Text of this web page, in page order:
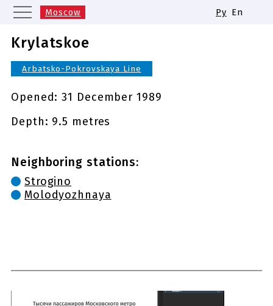
Moscow
Kazan
Nizhny Novgorod
Novosibirsk
Samara
Same names of metro stations
Ру En
Krylatskoe
Arbatsko-Pokrovskaya Line
Opened:31 December 1989
Depth: 9.5 metres
Neighboring stations:
Strogino
Molodyozhnaya